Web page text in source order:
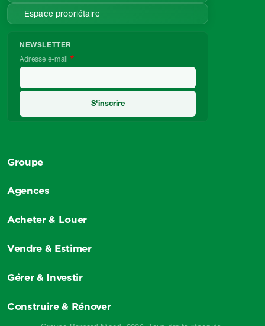
Espace propriétaire
NEWSLETTER
Adresse e-mail
Groupe
Agences
Acheter & Louer
Vendre & Estimer
Gérer & Investir
Construire & Rénover